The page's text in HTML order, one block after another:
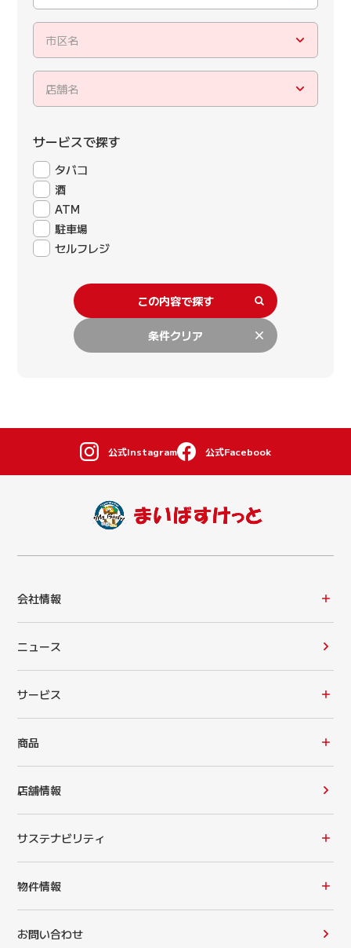
市区名
店舗名
サービスで探す
タバコ
酒
ATM
駐車場
セルフレジ
この内容で探す
条件クリア
公式Instagram 公式Facebook
会社情報
ニュース
サービス
商品
店舗情報
サステナビリティ
物件情報
お問い合わせ